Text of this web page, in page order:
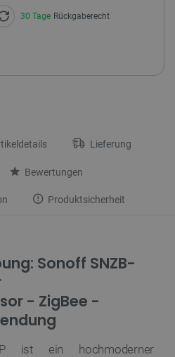
30 Tage Rückgaberecht
Lieferung
Bewertungen
Produktsicherheit
Sonoff SNZB-
- ZigBee -
ist ein hochmoderner